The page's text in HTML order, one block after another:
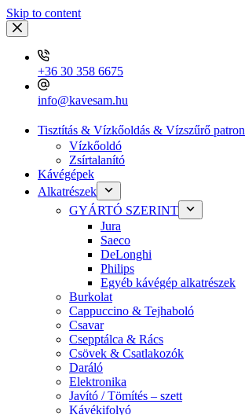
Skip to content
+36 30 358 6675
info@kavesam.hu
Tisztítás & Vízkőoldás & Vízszűrő patron
Vízkőoldó
Zsírtalanító
Kávégépek
Alkatrészek
GYÁRTÓ SZERINT
Jura
Saeco
DeLonghi
Philips
Egyéb kávégép alkatrészek
Burkolat
Cappuccino & Tejhaboló
Csavar
Csepptálca & Rács
Csövek & Csatlakozók
Daráló
Elektronika
Javító / Tömítés – szett
Kávékifolyó